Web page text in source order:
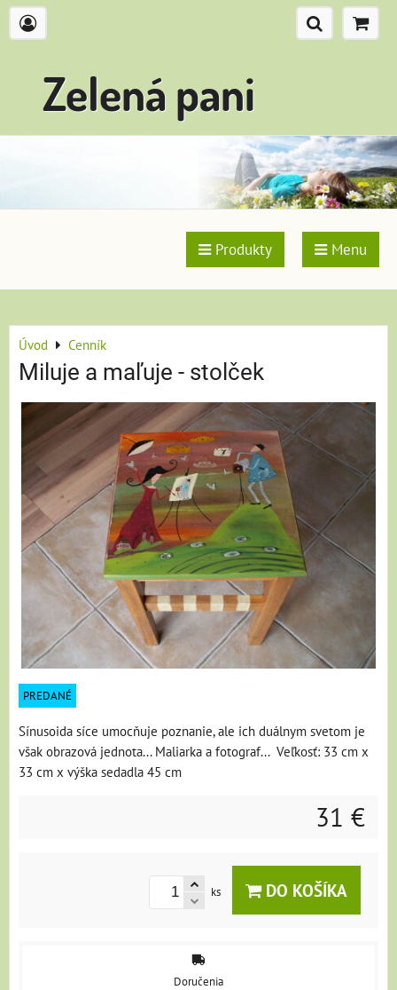
Zelená pani
Produkty Menu
Úvod Cenník
Miluje a maľuje - stolček
PREDANÉ
Sínusoida síce umocňuje poznanie, ale ich duálnym svetom je
však obrazová jednota... Maliarka a fotograf... Veľkosť: 33 cm x
33 cm x výška sedadla 45 cm
31 €
ks DO KOŠÍKA
Doručenia